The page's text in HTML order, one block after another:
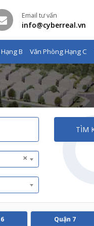
Email tư vấn
info@cyberreal.vn
B Văn Phòng Hạng C
×
TÌM
Quận 7